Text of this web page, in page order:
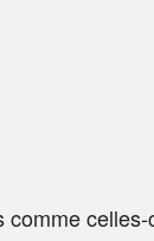
celles-